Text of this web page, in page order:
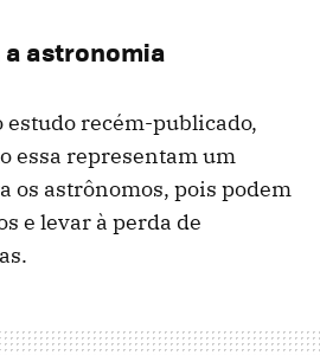
a astronomia
estudo recém-publicado,
essa representam um
os astrônomos, pois podem
e levar à perda de